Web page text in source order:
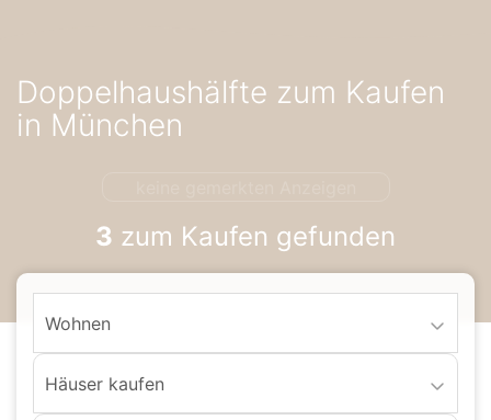
zur
Navigation
zum
Doppelhaushälfte zum Kaufen
in München
3 zum Kaufen gefunden
Wohnen
Häuser kaufen